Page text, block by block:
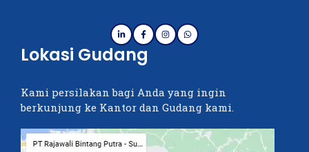
Lokasi Gudang
Kami persilakan bagi Anda yang ingin
berkunjung ke Kantor dan Gudang kami.